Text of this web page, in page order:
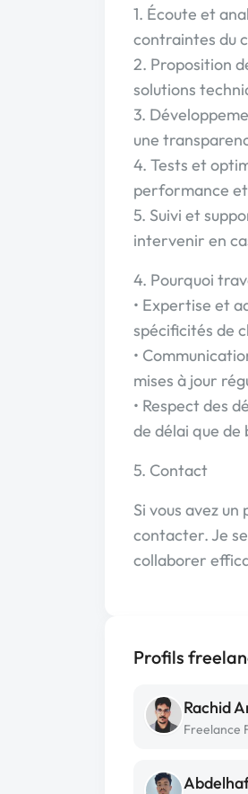
1. Écoute et
contraintes du
2. Proposition
solutions
3.
une
4. Tests et
performance
5. Suivi et
intervenir en
4. Pourquoi
• Expertise et
spécificités de
•
mises à jour
• Respect des
de délai que
5. Contact
Si vous avez
contacter. Je
collaborer
Profils
Rachid
Freelance